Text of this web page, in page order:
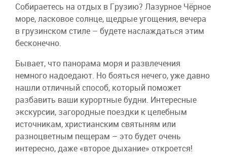
Собираетесь на отдых в Грузию? Лазурное Чёрное
море, ласковое солнце, щедрые угощения, вечера
в грузинском стиле – будете наслаждаться этим
бесконечно.
Бывает, что панорама моря и развлечения
немного надоедают. Но бояться нечего, уже давно
нашли отличный способ, который поможет
разбавить ваши курортные будни. Интересные
экскурсии, загородные поездки к целебным
источникам, христианским святыням или
разноцветным пещерам – это будет очень
интересно, даже «второе дыхание» откроется!